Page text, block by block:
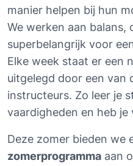
manier helpen bij hun
We werken aan balans,
superbelangrijk voor
Elke week staat er een
uitgelegd door een van
instructeurs. Zo leer je
vaardigheden en heb je
Deze zomer bieden we
zomerprogramma aan